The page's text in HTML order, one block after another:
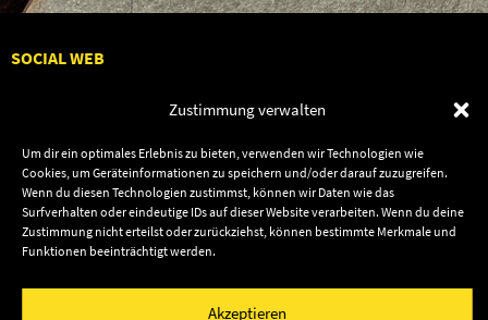
Zustimmung verwalten
Um dir ein optimales Erlebnis zu bieten, verwenden wir Technologien wie
Cookies, um Geräteinformationen zu speichern und/oder darauf zuzugreifen.
Wenn du diesen Technologien zustimmst, können wir Daten wie das
Surfverhalten oder eindeutige IDs auf dieser Website verarbeiten. Wenn du deine
Zustimmung nicht erteilst oder zurückziehst, können bestimmte Merkmale und
Funktionen beeinträchtigt werden.
Akzeptieren
SOCIAL WEB
Audiolith
News
Artists
Contact Us
Dates
Shop